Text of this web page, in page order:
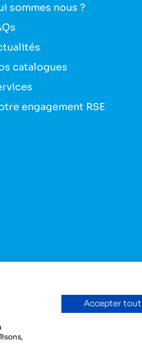
sommes nous ?
catalogues
engagement RSE
Accepter tout